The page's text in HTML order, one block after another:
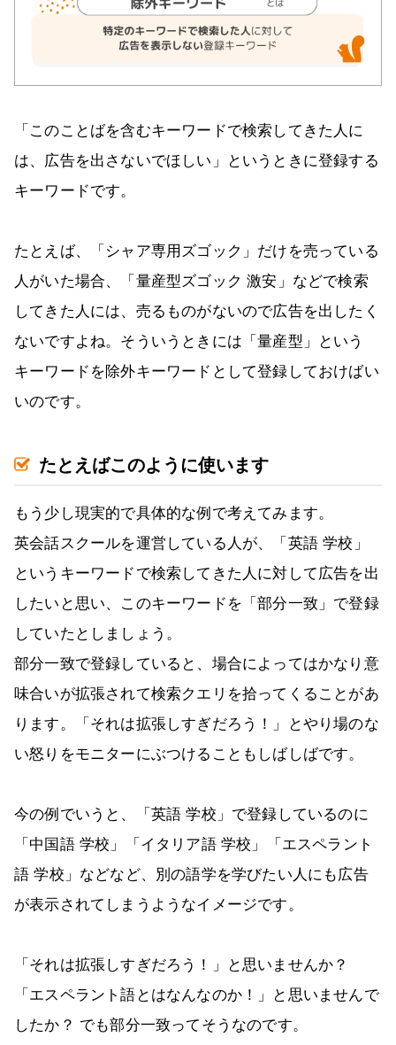
「このことばを含むキーワードで検索してきた人に
は、広告を出さないでほしい」というときに登録する
キーワードです。
たとえば、「シャア専用ズゴック」だけを売っている
人がいた場合、「量産型ズゴック 激安」などで検索
してきた人には、売るものがないので広告を出したく
ないですよね。そういうときには「量産型」という
キーワードを除外キーワードとして登録しておけばい
いのです。
たとえばこのように使います
もう少し現実的で具体的な例で考えてみます。
英会話スクールを運営している人が、「英語 学校」
というキーワードで検索してきた人に対して広告を出
したいと思い、このキーワードを「部分一致」で登録
していたとしましょう。
部分一致で登録していると、場合によってはかなり意
味合いが拡張されて検索クエリを拾ってくることがあ
ります。「それは拡張しすぎだろう！」とやり場のな
い怒りをモニターにぶつけることもしばしばです。
今の例でいうと、「英語 学校」で登録しているのに
「中国語 学校」「イタリア語 学校」「エスペラント
語 学校」などなど、別の語学を学びたい人にも広告
が表示されてしまうようなイメージです。
「それは拡張しすぎだろう！」と思いませんか？
「エスペラント語とはなんなのか！」と思いませんで
したか？ でも部分一致ってそうなのです。